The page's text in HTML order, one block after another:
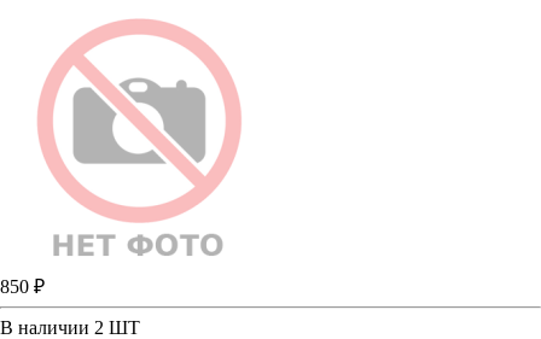
850 ₽
В наличии 2 ШТ